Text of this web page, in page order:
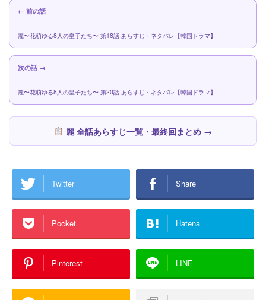
← 前の話
麗〜花萌ゆる8人の皇子たち〜 第18話 あらすじ・ネタバレ【韓国ドラマ】
次の話 →
麗〜花萌ゆる8人の皇子たち〜 第20話 あらすじ・ネタバレ【韓国ドラマ】
麗 全話あらすじ一覧・最終回まとめ →
Twitter Share
Pocket Hatena
Pinterest LINE